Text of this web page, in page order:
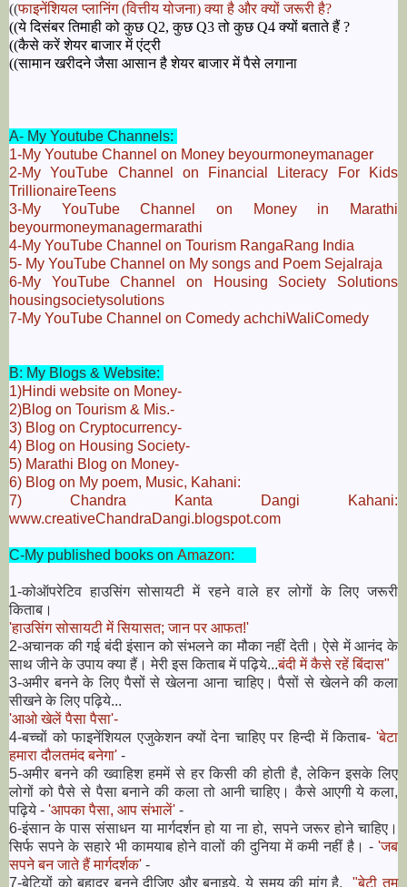
((फाइनेंशियल प्लानिंग (वित्तीय योजना) क्या है और क्यों जरूरी है?
((ये दिसंबर तिमाही को कुछ Q2, कुछ Q3 तो कुछ Q4 क्यों बताते हैं ?
((कैसे करें शेयर बाजार में एंट्री
((सामान खरीदने जैसा आसान है शेयर बाजार में पैसे लगाना
A- My Youtube Channels:
1-My Youtube Channel on Money beyourmoneymanager
2-My YouTube Channel on Financial Literacy For Kids
TrillionaireTeens
3-My YouTube Channel on Money in Marathi
beyourmoneymanagermarathi
4-My YouTube Channel on Tourism RangaRang India
5- My YouTube Channel on My songs and Poem Sejalraja
6-My YouTube Channel on Housing Society Solutions
housingsocietysolutions
7-My YouTube Channel on Comedy achchiWaliComedy
B: My Blogs & Website:
1)Hindi website on Money-
2)Blog on Tourism & Mis.-
3) Blog on Cryptocurrency-
4) Blog on Housing Society-
5) Marathi Blog on Money-
6) Blog on My poem, Music, Kahani:
7) Chandra Kanta Dangi Kahani:
www.creativeChandraDangi.blogspot.com
C-My published books on Amazon:
1-कोऑपरेटिव हाउसिंग सोसायटी में रहने वाले हर लोगों के लिए जरूरी
किताब।
'हाउसिंग सोसायटी में सियासत; जान पर आफत!'
2-अचानक की गई बंदी इंसान को संभलने का मौका नहीं देती। ऐसे में आनंद के
साथ जीने के उपाय क्या हैं। मेरी इस किताब में पढ़िये...बंदी में कैसे रहें बिंदास"
3-अमीर बनने के लिए पैसों से खेलना आना चाहिए। पैसों से खेलने की कला
सीखने के लिए पढ़िये...
'आओ खेलें पैसा पैसा'-
4-बच्चों को फाइनेंशियल एजुकेशन क्यों देना चाहिए पर हिन्दी में किताब- 'बेटा
हमारा दौलतमंद बनेगा' -
5-अमीर बनने की ख्वाहिश हममें से हर किसी की होती है, लेकिन इसके लिए
लोगों को पैसे से पैसा बनाने की कला तो आनी चाहिए। कैसे आएगी ये कला,
पढ़िये - 'आपका पैसा, आप संभालें' -
6-इंसान के पास संसाधन या मार्गदर्शन हो या ना हो, सपने जरूर होने चाहिए।
सिर्फ सपने के सहारे भी कामयाब होने वालों की दुनिया में कमी नहीं है। - 'जब
सपने बन जाते हैं मार्गदर्शक' -
7-बेटियों को बहादुर बनने दीजिए और बनाइये, ये समय की मांग है,"बेटी तुम